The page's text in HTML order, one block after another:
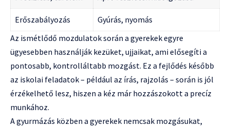
Erőszabályozás
Gyúrás, nyomás
Az ismétlődő mozdulatok során a gyerekek egyre
ügyesebben használják kezüket, ujjaikat, ami elősegíti a
pontosabb, kontrolláltabb mozgást. Ez a fejlődés később
az iskolai feladatok – például az írás, rajzolás – során is jól
érzékelhető lesz, hiszen a kéz már hozzászokott a precíz
munkához.
A gyurmázás közben a gyerekek nemcsak mozgásukat,